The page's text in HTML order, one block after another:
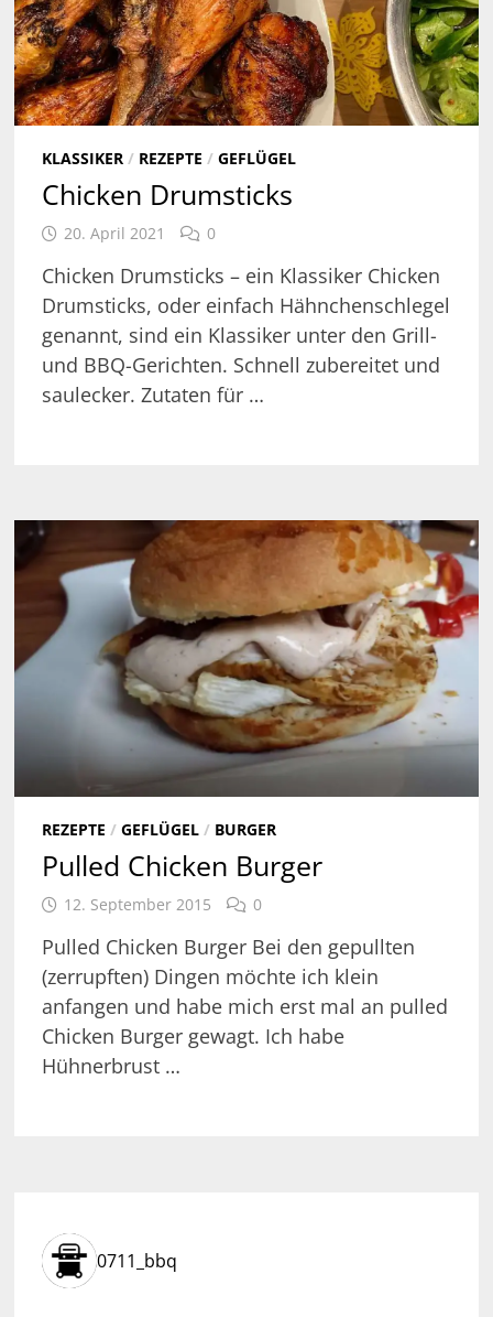
KLASSIKER/ REZEPTE / GEFLÜGEL
Chicken Drumsticks
20. April 2021 0
Chicken Drumsticks – ein Klassiker Chicken
Drumsticks, oder einfach Hähnchenschlegel
genannt, sind ein Klassiker unter den Grill-
und BBQ-Gerichten. Schnell zubereitet und
saulecker. Zutaten für …
REZEPTE / GEFLÜGEL/ BURGER
Pulled Chicken Burger
12. September 2015 0
Pulled Chicken Burger Bei den gepullten
(zerrupften) Dingen möchte ich klein
anfangen und habe mich erst mal an pulled
Chicken Burger gewagt. Ich habe
Hühnerbrust …
0711_bbq